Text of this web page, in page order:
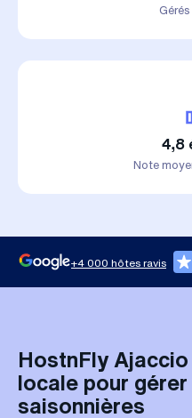
4,8
Note
+4 000 hôtes ravis
HostnFly
locale pour
saisonnières